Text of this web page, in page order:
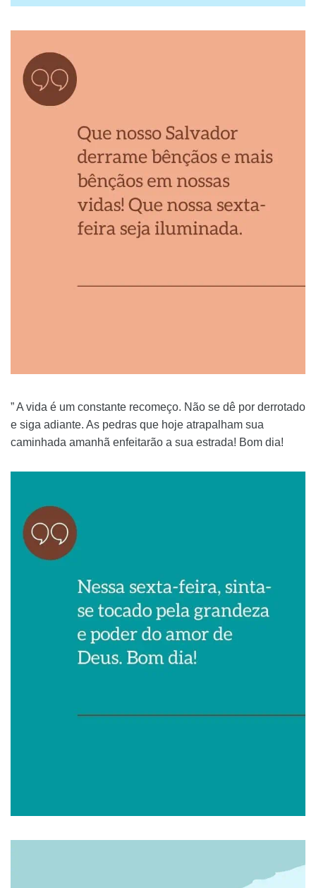
” A vida é um constante recomeço. Não se dê por derrotado
e siga adiante. As pedras que hoje atrapalham sua
caminhada amanhã enfeitarão a sua estrada! Bom dia!